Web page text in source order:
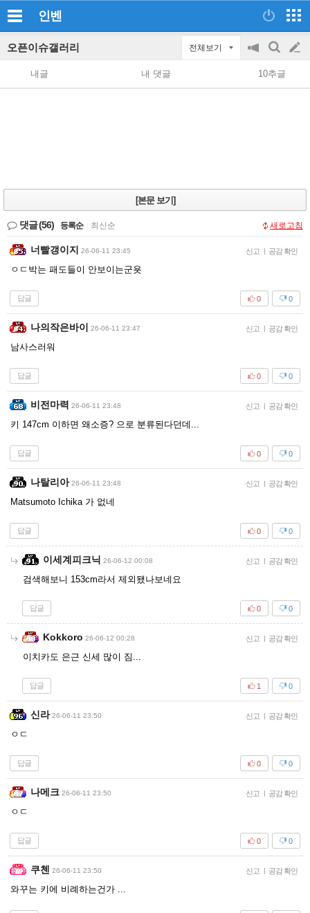
인벤
오픈이슈갤러리 전체보기
공
지
on/off
검
색
글
쓰
내글 내 댓글 10추글
[본문 보기]
댓글(56) 등록순 최신순 새로고침
너빨갱이지 26-06-11 23:45 신고 | 공감 확인
ㅇㄷ박는 패도들이 안보이는군욧
답글 0
0
나의작은바이 26-06-11 23:47 신고 | 공감 확인
남사스러워
답글 0
0
비전마력 26-06-11 23:48 신고 | 공감 확인
키 147cm 이하면 왜소증? 으로 분류된다던데...
답글 0
0
나탈리아 26-06-11 23:48 신고 | 공감 확인
Matsumoto Ichika 가 없네
답글 0
0
이세계피크닉 26-06-12 00:08 신고 | 공감 확인
검색해보니 153cm라서 제외됐나보네요
답글 0
0
Kokkoro 26-06-12 00:28 신고 | 공감 확인
이치카도 은근 신세 많이 짐...
답글 0
1
신라 26-06-11 23:50 신고 | 공감 확인
ㅇㄷ
답글 0
0
나메크 26-06-11 23:50 신고 | 공감 확인
ㅇㄷ
답글 0
0
쿠첸 26-06-11 23:50 신고 | 공감 확인
와꾸는 키에 비례하는건가 ...